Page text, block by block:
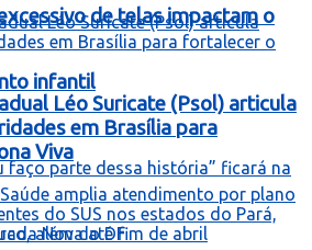
de telas impactam o
infantil
Léo Suricate (Psol) articula
em Brasília para
Viva